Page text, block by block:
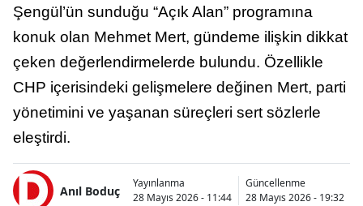
Şengül’ün sunduğu “Açık Alan” programına
konuk olan Mehmet Mert, gündeme ilişkin dikkat
çeken değerlendirmelerde bulundu. Özellikle
CHP içerisindeki gelişmelere değinen Mert, parti
yönetimini ve yaşanan süreçleri sert sözlerle
eleştirdi.
Anıl Boduç
Yayınlanma
28 Mayıs 2026 - 11:44
Güncellenme
28 Mayıs 2026 - 19:32